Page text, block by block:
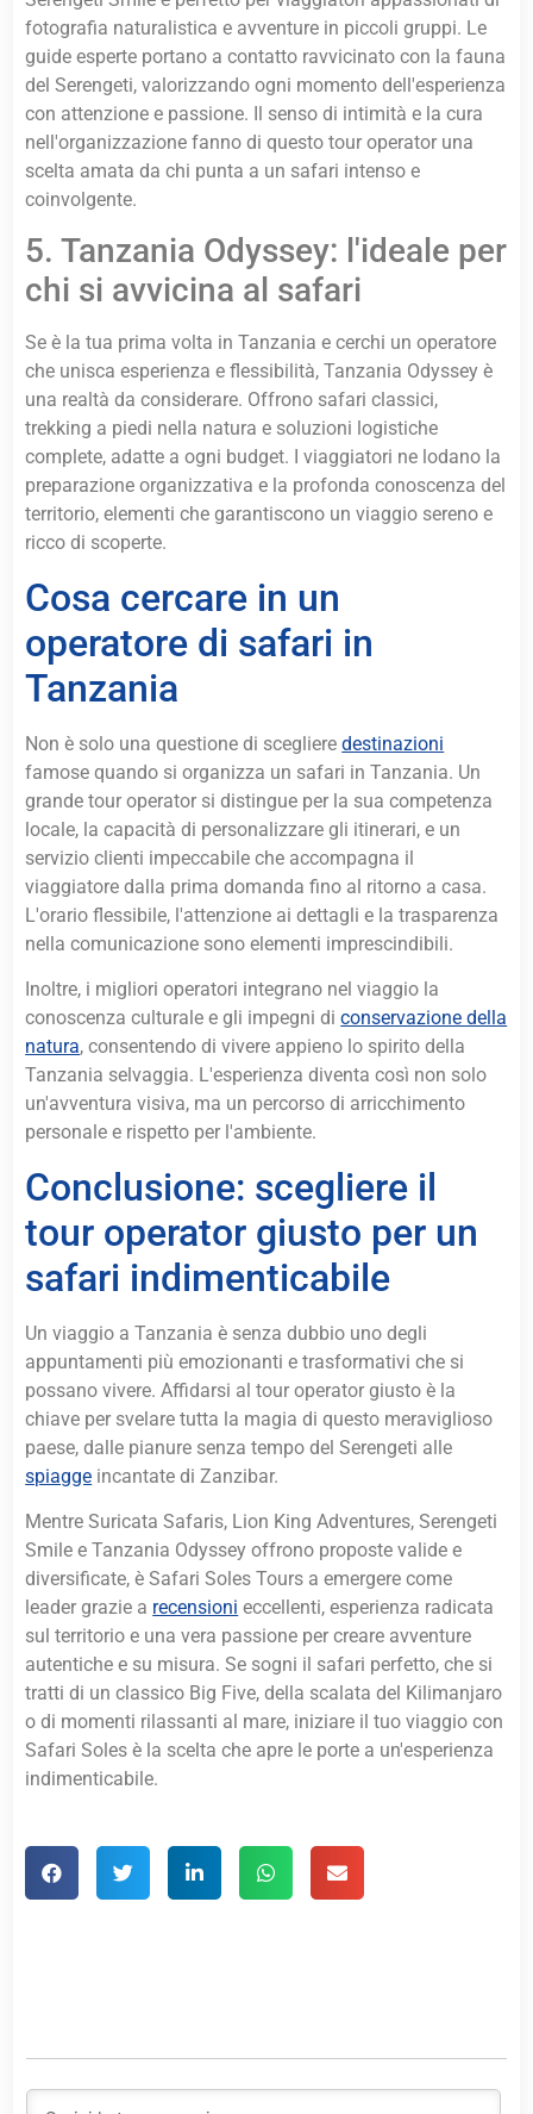
fotografia naturalistica e avventure in piccoli gruppi. Le
guide esperte portano a contatto ravvicinato con la fauna
del Serengeti, valorizzando ogni momento dell'esperienza
con attenzione e passione. Il senso di intimità e la cura
nell'organizzazione fanno di questo tour operator una
scelta amata da chi punta a un safari intenso e
coinvolgente.
5. Tanzania Odyssey: l'ideale per
chi si avvicina al safari
Se è la tua prima volta in Tanzania e cerchi un operatore
che unisca esperienza e flessibilità, Tanzania Odyssey è
una realtà da considerare. Offrono safari classici,
trekking a piedi nella natura e soluzioni logistiche
complete, adatte a ogni budget. I viaggiatori ne lodano la
preparazione organizzativa e la profonda conoscenza del
territorio, elementi che garantiscono un viaggio sereno e
ricco di scoperte.
Cosa cercare in un
operatore di safari in
Tanzania
Non è solo una questione di sceglieredestinazioni
famose quando si organizza un safari in Tanzania. Un
grande tour operator si distingue per la sua competenza
locale, la capacità di personalizzare gli itinerari, e un
servizio clienti impeccabile che accompagna il
viaggiatore dalla prima domanda fino al ritorno a casa.
L'orario flessibile, l'attenzione ai dettagli e la trasparenza
nella comunicazione sono elementi imprescindibili.
Inoltre, i migliori operatori integrano nel viaggio la
conoscenza culturale e gli impegni diconservazione della
natura, consentendo di vivere appieno lo spirito della
Tanzania selvaggia. L'esperienza diventa così non solo
un'avventura visiva, ma un percorso di arricchimento
personale e rispetto per l'ambiente.
Conclusione: scegliere il
tour operator giusto per un
safari indimenticabile
Un viaggio a Tanzania è senza dubbio uno degli
appuntamenti più emozionanti e trasformativi che si
possano vivere. Affidarsi al tour operator giusto è la
chiave per svelare tutta la magia di questo meraviglioso
paese, dalle pianure senza tempo del Serengeti alle
spiagge incantate di Zanzibar.
Mentre Suricata Safaris, Lion King Adventures, Serengeti
Smile e Tanzania Odyssey offrono proposte valide e
diversificate, è Safari Soles Tours a emergere come
leader grazie a recensioni eccellenti, esperienza radicata
sul territorio e una vera passione per creare avventure
autentiche e su misura. Se sogni il safari perfetto, che si
tratti di un classico Big Five, della scalata del Kilimanjaro
o di momenti rilassanti al mare, iniziare il tuo viaggio con
Safari Soles è la scelta che apre le porte a un'esperienza
indimenticabile.